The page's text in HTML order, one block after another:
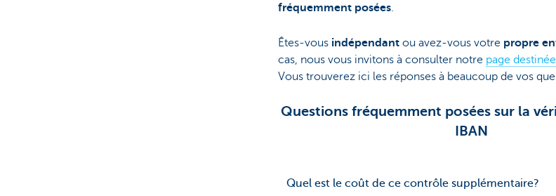
fréquemment posées.
Êtes-vous indépendantou avez-vous votre propre
cas, nous vous invitons à consulter notre page
Vous trouverez ici les réponses à beaucoup de vos
Questions fréquemment posées sur la
IBAN
Quel est le coût de ce contrôle supplémentaire?